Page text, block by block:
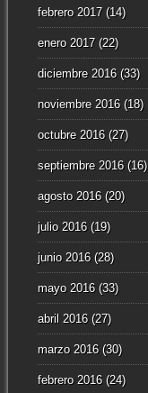
febrero 2017(14)
enero 2017(22)
diciembre 2016(33)
noviembre 2016(18)
octubre 2016(27)
septiembre 2016(16)
agosto 2016(20)
julio 2016(19)
junio 2016(28)
mayo 2016(33)
abril 2016(27)
marzo 2016(30)
febrero 2016(24)